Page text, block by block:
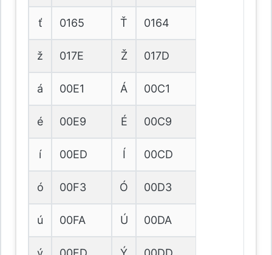
ť 0165 Ť 0164
ž 017E Ž 017D
á 00E1 Á 00C1
é 00E9 É 00C9
í 00ED Í 00CD
ó 00F3 Ó 00D3
ú 00FA Ú 00DA